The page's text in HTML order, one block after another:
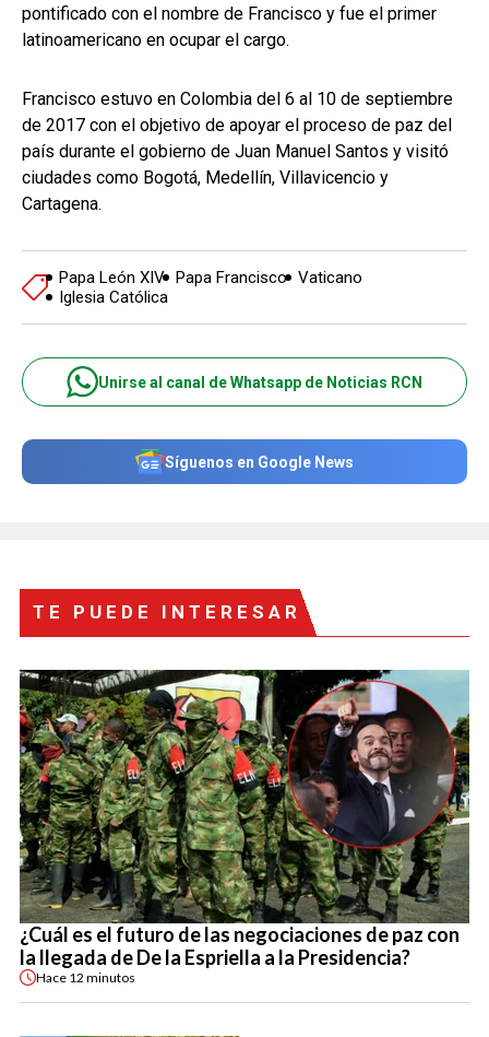
pontificado con el nombre de Francisco y fue el primer
latinoamericano en ocupar el cargo.
Francisco estuvo en Colombia del 6 al 10 de septiembre
de 2017 con el objetivo de apoyar el proceso de paz del
país durante el gobierno de Juan Manuel Santos y visitó
ciudades como Bogotá, Medellín, Villavicencio y
Cartagena.
Papa León XIV Papa Francisco Vaticano
Iglesia Católica
Unirse al canal de Whatsapp de Noticias RCN
Síguenos en Google News
TE PUEDE INTERESAR
¿Cuál es el futuro de las negociaciones de paz con
la llegada de De la Espriella a la Presidencia?
Hace 12 minutos